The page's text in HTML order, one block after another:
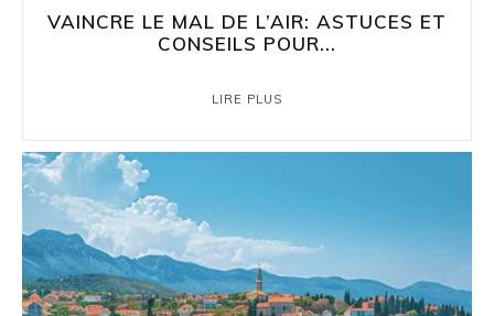
VAINCRE LE MAL DE L’AIR: ASTUCES ET
CONSEILS POUR...
LIRE PLUS